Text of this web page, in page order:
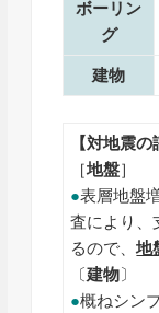
ボーリン
グ
建物
【対地震の
［地盤］
●表層地盤
査により、
るので、地
〔建物〕
●概ねシン